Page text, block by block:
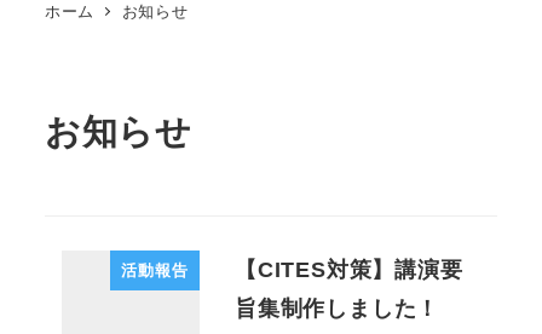
ホーム お知らせ
お知らせ
活動報告
【CITES対策】講演要
旨集制作しました！